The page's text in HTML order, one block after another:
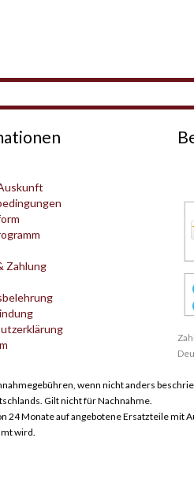
Zahlung
wenn nicht anders
Gilt nicht für Nachnahme.
Monate auf angebotene Ersatzteile mit
wird.